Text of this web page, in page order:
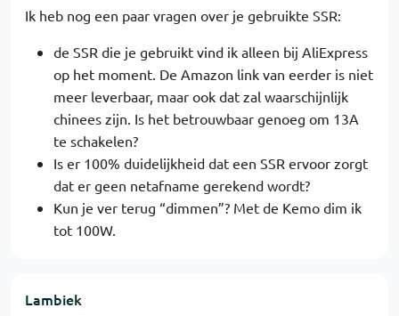
Ik heb nog een paar vragen over je gebruikte SSR:
de SSR die je gebruikt vind ik alleen bij AliExpress
op het moment. De Amazon link van eerder is niet
meer leverbaar, maar ook dat zal waarschijnlijk
chinees zijn. Is het betrouwbaar genoeg om 13A
te schakelen?
Is er 100% duidelijkheid dat een SSR ervoor zorgt
dat er geen netafname gerekend wordt?
Kun je ver terug “dimmen”? Met de Kemo dim ik
tot 100W.
Lambiek